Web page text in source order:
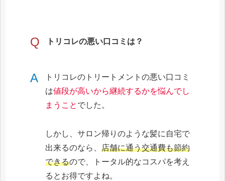
Q トリコレの悪い口コミは？
A
‎トリコレのトリートメントの悪い口コミ
は値段が高いから継続するかを悩んでし
まうこと でした。
しかし、サロン帰りのような髪に自宅で
出来るのなら、店舗に通う交通費も節約
できるので、トータル的なコスパを考え
るとお得ですよね。